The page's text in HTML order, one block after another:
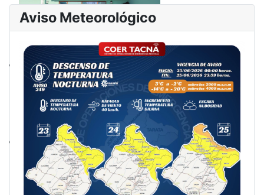
Aviso Meteorológico